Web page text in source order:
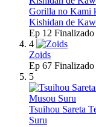
Gorilla no Kami
Kishidan de
Ep 12 Finalizado
4
Zoids
Ep 67 Finalizado
5
Tsuihou Sareta
Suru